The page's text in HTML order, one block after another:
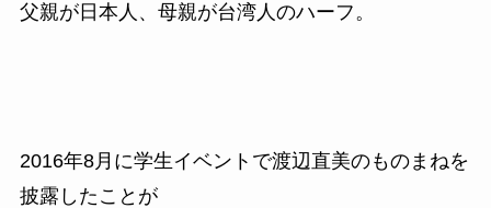
父親が日本人、母親が台湾人のハーフ。
2016年8月に学生イベントで渡辺直美のものまねを
披露したことが